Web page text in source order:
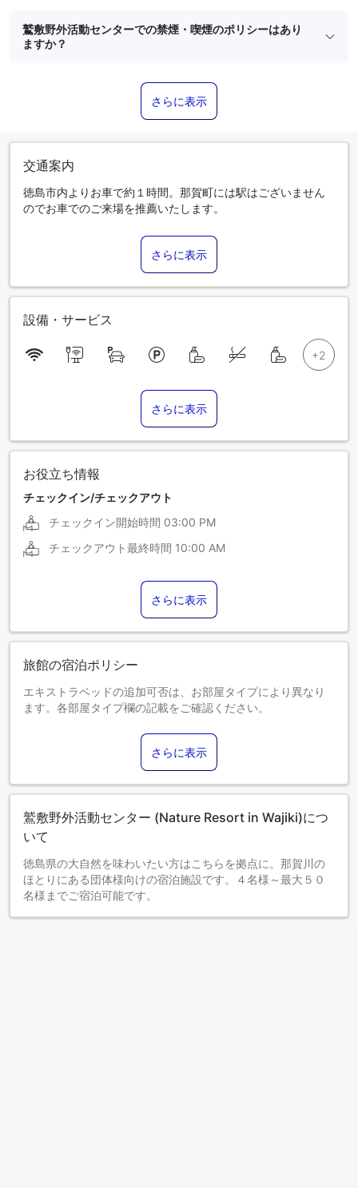
鷲敷野外活動センターでの禁煙・喫煙のポリシーはあり
ますか？
さらに表示
交通案内
徳島市内よりお車で約１時間。那賀町には駅はございません
のでお車でのご来場を推薦いたします。
さらに表示
設備・サービス
さらに表示
お役立ち情報
チェックイン/チェックアウト
チェックイン開始時間 03:00 PM
チェックアウト最終時間 10:00 AM
さらに表示
旅館の宿泊ポリシー
エキストラベッドの追加可否は、お部屋タイプにより異なり
ます。各部屋タイプ欄の記載をご確認ください。
さらに表示
鷲敷野外活動センター (Nature Resort in Wajiki)につ
いて
徳島県の大自然を味わいたい方はこちらを拠点に。那賀川の
ほとりにある団体様向けの宿泊施設です。４名様～最大５０
名様までご宿泊可能です。